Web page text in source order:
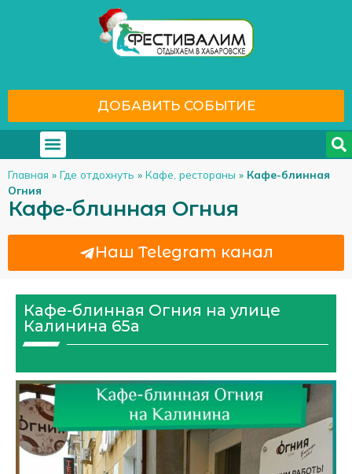
ДОБАВИТЬ СОБЫТИЕ
Главная » Где отдохнуть » Кафе, рестораны » Кафе-блинная
Огния
Кафе-блинная Огния
Наш Telegram канал
Кафе-блинная Огния на улице
Калинина 65а